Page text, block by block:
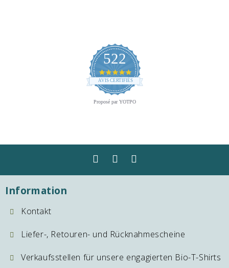
522
4.8
star
rating
AVIS CERTIFIÉS
Proposé par YOTPO
Information
Kontakt
Liefer-, Retouren- und Rücknahmescheine
Verkaufsstellen für unsere engagierten Bio-T-Shirts